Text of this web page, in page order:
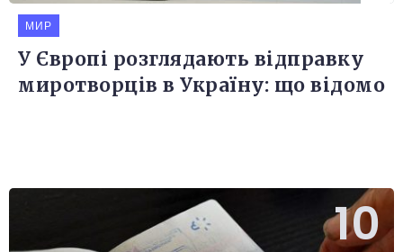
МИР
У Європі розглядають відправку
миротворців в Україну: що відомо